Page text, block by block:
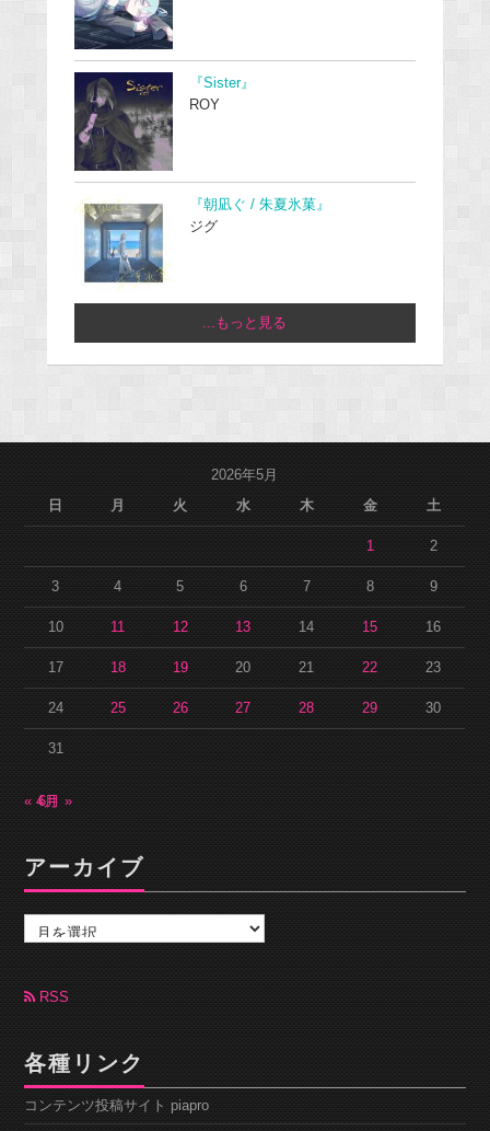
『Sister』
ROY
『朝凪ぐ / 朱夏氷菓』
ジグ
...もっと見る
2026年5月
日
月 火 水 木 金 土
1 2
3 4 5 6 7 8 9
10 11 12 13 14 15 16
17 18 19 20 21 22 23
24 25 26 27 28 29 30
31
« 4月6月 »
アーカイブ
カ
ブ RSS
各種リンク
コンテンツ投稿サイト piapro